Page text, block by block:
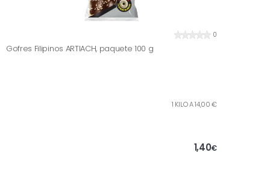
0
Gofres Filipinos ARTIACH, paquete 100 g
1 KILO A 14,00 €
1,40€